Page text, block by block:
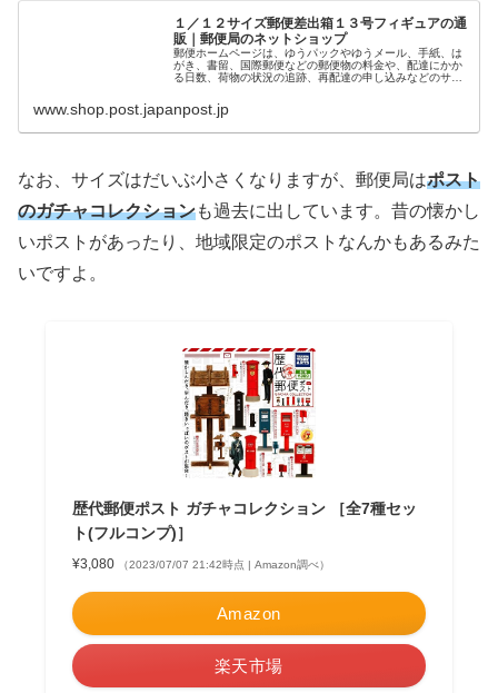
１／１２サイズ郵便差出箱１３号フィギュアの通
販｜郵便局のネットショップ
郵便ホームページは、ゆうパックやゆうメール、手紙、は
がき、書留、国際郵便などの郵便物の料金や、配達にかか
る日数、荷物の状況の追跡、再配達の申し込みなどのサー
ています。
www.shop.post.japanpost.jp
なお、サイズはだいぶ小さくなりますが、郵便局はポスト
のガチャコレクションも過去に出しています。昔の懐かし
いポストがあったり、地域限定のポストなんかもあるみた
いですよ。
歴代郵便ポスト ガチャコレクション ［全7種セッ
ト(フルコンプ)］
¥3,080 （2023/07/07 21:42時点 | Amazon調べ）
Amazon
楽天市場